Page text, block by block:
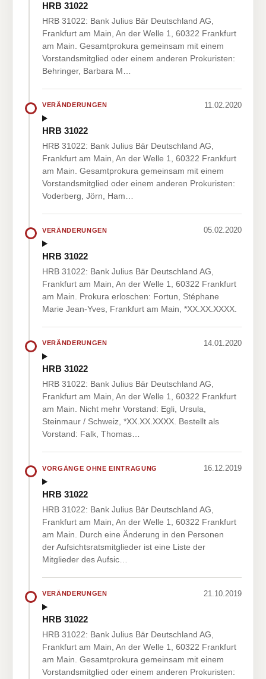
HRB 31022
HRB 31022: Bank Julius Bär Deutschland AG,
Frankfurt am Main, An der Welle 1, 60322 Frankfurt
am Main. Gesamtprokura gemeinsam mit einem
Vorstandsmitglied oder einem anderen Prokuristen:
Behringer, Barbara M…
VERÄNDERUNGEN 11.02.2020
HRB 31022
HRB 31022: Bank Julius Bär Deutschland AG,
Frankfurt am Main, An der Welle 1, 60322 Frankfurt
am Main. Gesamtprokura gemeinsam mit einem
Vorstandsmitglied oder einem anderen Prokuristen:
Voderberg, Jörn, Ham…
VERÄNDERUNGEN 05.02.2020
HRB 31022
HRB 31022: Bank Julius Bär Deutschland AG,
Frankfurt am Main, An der Welle 1, 60322 Frankfurt
am Main. Prokura erloschen: Fortun, Stéphane
Marie Jean-Yves, Frankfurt am Main, *XX.XX.XXXX.
VERÄNDERUNGEN 14.01.2020
HRB 31022
HRB 31022: Bank Julius Bär Deutschland AG,
Frankfurt am Main, An der Welle 1, 60322 Frankfurt
am Main. Nicht mehr Vorstand: Egli, Ursula,
Steinmaur / Schweiz, *XX.XX.XXXX. Bestellt als
Vorstand: Falk, Thomas…
VORGÄNGE OHNE EINTRAGUNG 16.12.2019
HRB 31022
HRB 31022: Bank Julius Bär Deutschland AG,
Frankfurt am Main, An der Welle 1, 60322 Frankfurt
am Main. Durch eine Änderung in den Personen
der Aufsichtsratsmitglieder ist eine Liste der
Mitglieder des Aufsic…
VERÄNDERUNGEN 21.10.2019
HRB 31022
HRB 31022: Bank Julius Bär Deutschland AG,
Frankfurt am Main, An der Welle 1, 60322 Frankfurt
am Main. Gesamtprokura gemeinsam mit einem
Vorstandsmitglied oder einem anderen Prokuristen: